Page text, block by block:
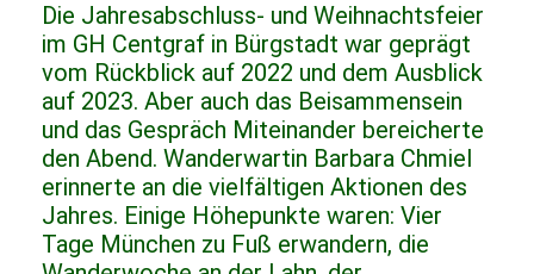
Die Jahresabschluss- und Weihnachtsfeier
im GH Centgraf in Bürgstadt war geprägt
vom Rückblick auf 2022 und dem Ausblick
auf 2023. Aber auch das Beisammensein
und das Gespräch Miteinander bereicherte
den Abend. Wanderwartin Barbara Chmiel
erinnerte an die vielfältigen Aktionen des
Jahres. Einige Höhepunkte waren: Vier
Tage München zu Fuß erwandern, die